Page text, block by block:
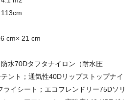
cm× 21 cm
水70Dタフタナイロン（耐水圧
ント；通気性40Dリップストップナイ
ライシート；エコフレンドリー75Dソリ